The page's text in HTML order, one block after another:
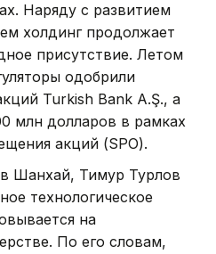
Наряду с развитием
холдинг продолжает
присутствие. Летом
одобрили
Turkish Bank A.Ş., а
млн долларов в рамках
акций (SPO).
Шанхай, Тимур Турлов
технологическое
на
По его словам,